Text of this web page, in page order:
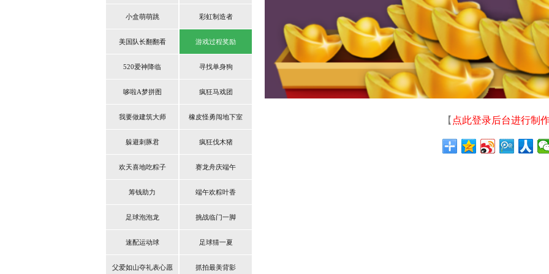
小盒萌萌跳 彩虹制造者
美国队长翻翻看 游戏过程奖励
520爱神降临 寻找单身狗
哆啦A梦拼图 疯狂马戏团
我要做建筑大师 橡皮怪勇闯地下室
躲避刺豚君 疯狂伐木猪
欢天喜地吃粽子 赛龙舟庆端午
筹钱助力 端午欢粽叶香
足球泡泡龙 挑战临门一脚
速配运动球 足球猜一夏
父爱如山夺礼表心愿 抓拍最美背影
【 点此登录后台进行制